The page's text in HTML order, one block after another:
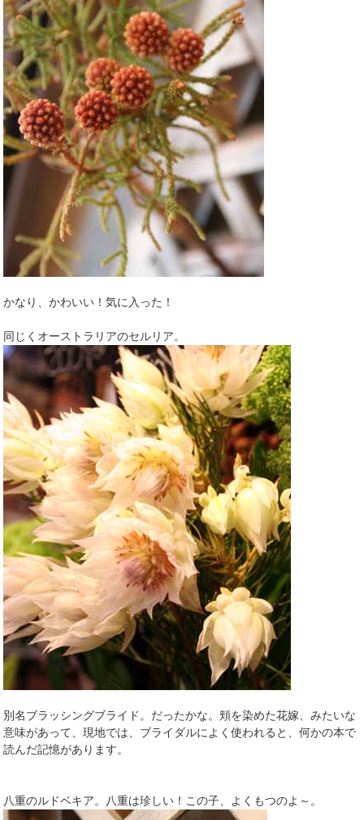
かなり、かわいい！気に入った！
同じくオーストラリアのセルリア。
別名ブラッシングブライド。だったかな。頬を染めた花嫁、みたいな
意味があって、現地では、ブライダルによく使われると、何かの本で
読んだ記憶があります。
八重のルドベキア。八重は珍しい！この子、よくもつのよ～。